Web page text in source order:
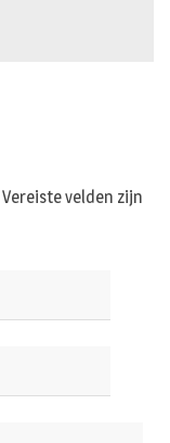
Vereiste velden zijn